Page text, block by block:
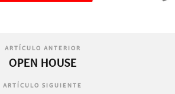
ARTÍCULO ANTERIOR
OPEN HOUSE
ARTÍCULO SIGUIENTE